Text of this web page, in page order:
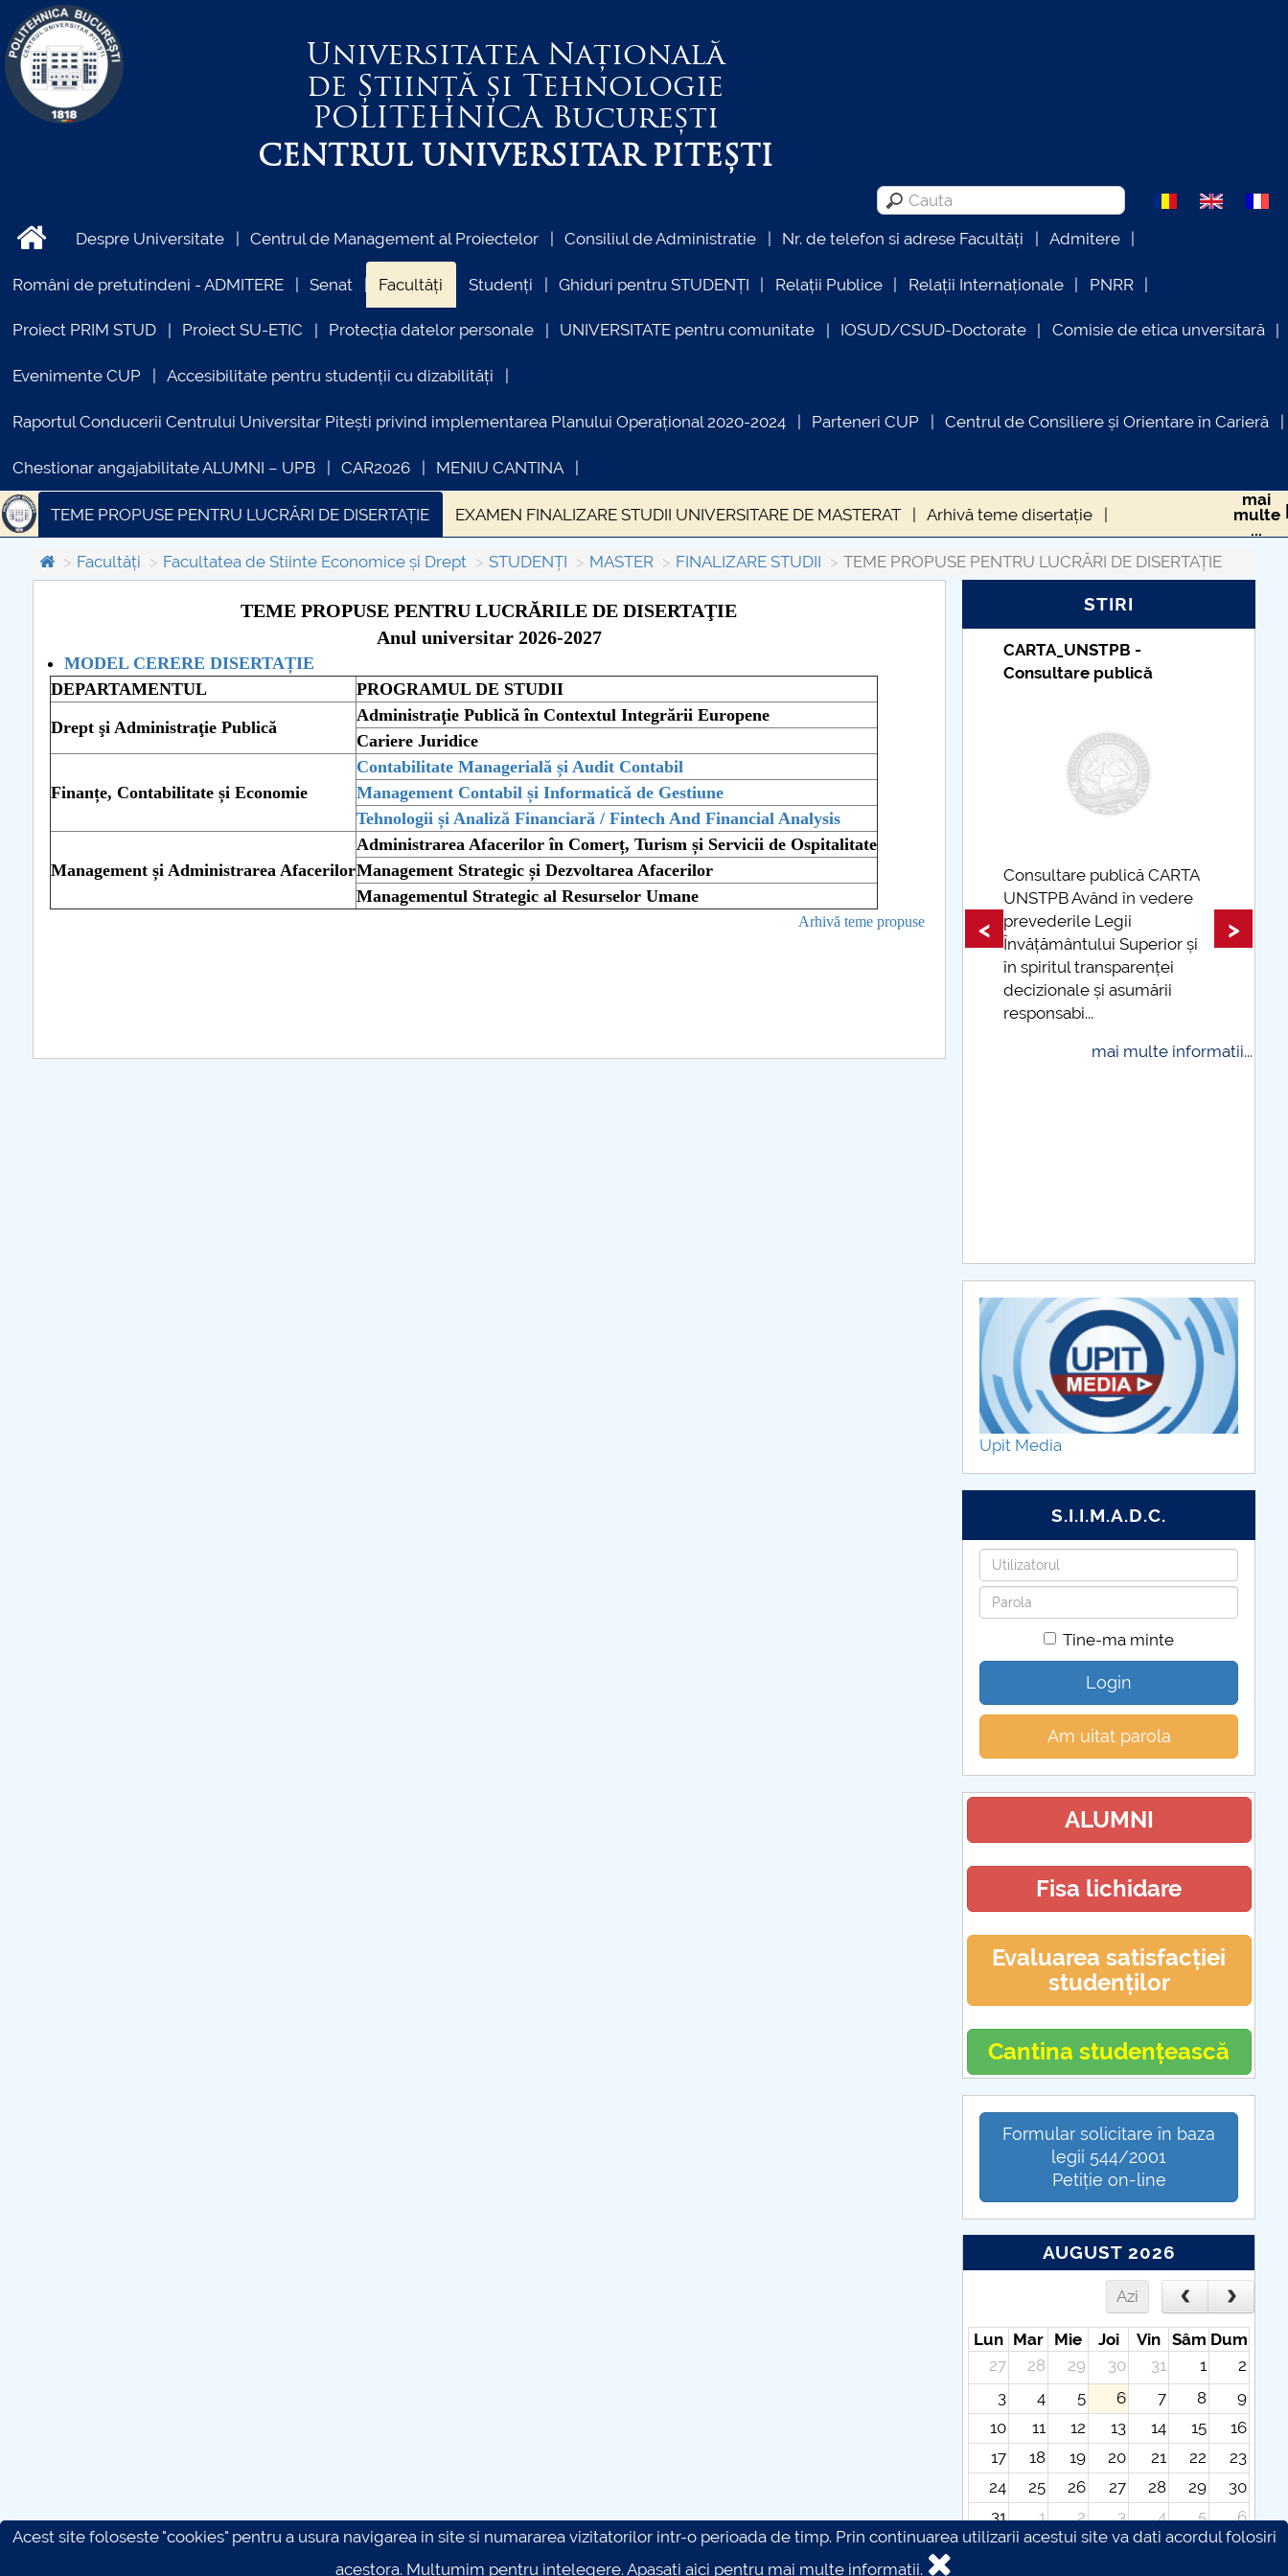
Universitatea Națională
de Știință și Tehnologie
POLITEHNICABucurești
CENTRUL UNIVERSITAR PITEȘTI
Despre Universitate Centrul de Management al Proiectelor Consiliul de Administratie Nr. de telefon si adrese Facultăți Admitere
Români de pretutindeni - ADMITERE Senat Facultăți Studenți Ghiduri pentru STUDENȚI Relații Publice Relații Internaționale PNRR
Proiect PRIM STUD Proiect SU-ETIC Protecția datelor personale UNIVERSITATE pentru comunitate IOSUD/CSUD-Doctorate Comisie de etica unversitară
Evenimente CUP Accesibilitate pentru studenții cu dizabilități
Raportul Conducerii Centrului Universitar Pitești privind implementarea Planului Operațional 2020-2024 Parteneri CUP Centrul de Consiliere și Orientare în Carieră
Chestionar angajabilitate ALUMNI – UPB CAR2026 MENIU CANTINA
TEME PROPUSE PENTRU LUCRĂRI DE DISERTAȚIE EXAMEN FINALIZARE STUDII UNIVERSITARE DE MASTERAT Arhivă teme disertație
mai
multe
...
Facultăți
Facultatea de Stiinte Economice și Drept STUDENȚI MASTER FINALIZARE STUDII TEME PROPUSE PENTRU LUCRĂRI DE DISERTAȚIE
TEME PROPUSE PENTRU LUCRĂRILE DE DISERTAŢIE
Anul universitar 2026-2027
MODEL CERERE DISERTAȚIE
DEPARTAMENTUL
PROGRAMUL DE STUDII
Drept şi Administraţie Publică
Administraţie Publică în Contextul Integrării Europene
Cariere Juridice
Finanțe, Contabilitate și Economie
Contabilitate Managerială și Audit Contabil
Management Contabil și Informatică de Gestiune
Tehnologii și Analiză Financiară / Fintech And Financial Analysis
Management și Administrarea Afacerilor
Administrarea Afacerilor în Comerț, Turism și Servicii de Ospitalitate
Management Strategic și Dezvoltarea Afacerilor
Managementul Strategic al Resurselor Umane
Arhivă teme propuse
STIRI
COMUNICAT DE PRESA
PRIMSTUD 26.03.2026
COMUNICAT Eveniment de
informare și promovare a
INFORMATII ACTE STUDII
mai multe informatii...
Consultare publică
prevederile Legii
Învățământului Superior și
Taxe de școlarizare
indexate – Centrul
Taxe de școlarizare
indexate Taxele se pot
și cu cardul
< >
Upit Media
S.I.I.M.A.D.C.
Utilizatorul
Parola
Tine-ma minte
Login
Am uitat parola
ALUMNI
Fisa lichidare
Evaluarea satisfacției
studenților
Cantina studențească
Formular solicitare în baza
legii 544/2001
Petiție on-line
AUGUST 2026
Azi
Lun Mar Mie Joi Vin Sâm Dum
27
28 29 30 31 1
2
3
4 5 6 7 8
9
10
11 12 13 14 15
16
17
18 19 20 21 22
23
24
25 26 27 28 29
30
31
1 2 3 4 5
6
Acest site foloseste "cookies" pentru a usura navigarea in site si numararea vizitatorilor intr-o perioada de timp. Prin continuarea utilizarii acestui site va dati acordul folosiri
acestora. Multumim pentru intelegere.Apasati aici pentru mai multe informatii.